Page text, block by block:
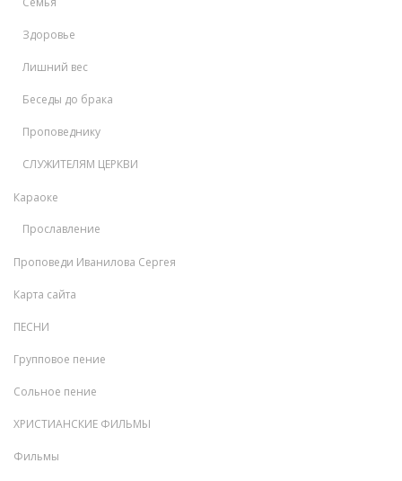
Здоровье
Лишний вес
Беседы до брака
Проповеднику
СЛУЖИТЕЛЯМ ЦЕРКВИ
Караоке
Прославление
Проповеди Иванилова Сергея
Карта сайта
ПЕСНИ
Групповое пение
Сольное пение
ХРИСТИАНСКИЕ ФИЛЬМЫ
Фильмы